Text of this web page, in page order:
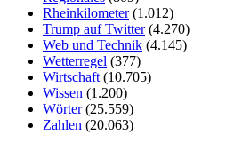
Rheinkilometer(1.012)
Trump auf Twitter(4.270)
Web und Technik (4.145)
Wetterregel (377)
Wirtschaft (10.705)
Wissen (1.200)
Wörter(25.559)
Zahlen (20.063)